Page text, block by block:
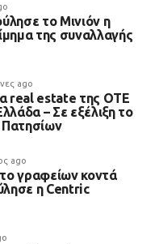
το Μινιόν η
της συναλλαγής
ago
real estate της OTE
– Σε εξέλιξη το
ago
γραφείων κοντά
η Centric